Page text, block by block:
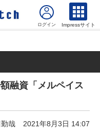
Impressサイト
融資「メルペイス
哉 2021年8月3日 14:07